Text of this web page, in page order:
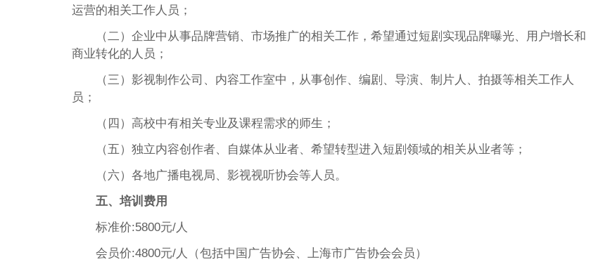
运营的相关工作人员；
（二）企业中从事品牌营销、市场推广的相关工作，希望通过短剧实现品牌曝光、用户增长和
商业转化的人员；
（三）影视制作公司、内容工作室中，从事创作、编剧、导演、制片人、拍摄等相关工作人
员；
（四）高校中有相关专业及课程需求的师生；
（五）独立内容创作者、自媒体从业者、希望转型进入短剧领域的相关从业者等；
（六）各地广播电视局、影视视听协会等人员。
五、培训费用
标准价:5800元/人
会员价:4800元/人（包括中国广告协会、上海市广告协会会员）